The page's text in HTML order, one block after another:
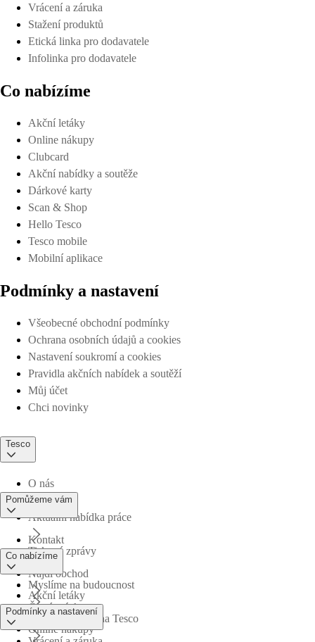
Vrácení a záruka
Stažení produktů
Etická linka pro dodavatele
Infolinka pro dodavatele
Co nabízíme
Akční letáky
Online nákupy
Clubcard
Akční nabídky a soutěže
Dárkové karty
Scan & Shop
Hello Tesco
Tesco mobile
Mobilní aplikace
Podmínky a nastavení
Všeobecné obchodní podmínky
Ochrana osobních údajů a cookies
Nastavení soukromí a cookies
Pravidla akčních nabídek a soutěží
Můj účet
Chci novinky
Tesco
O nás
Aktuální nabídka práce
Tiskové zprávy
Myslíme na budoucnost
Obchodní skupina Tesco
Pomůžeme vám
Kontakt
Najdi obchod
Časté otázky
Co nabízíme
Akční letáky
Online nákupy
Podmínky a nastavení